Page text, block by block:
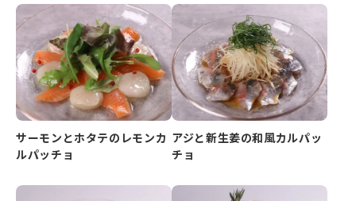
サーモンとホタテのレモンカ
ルパッチョ
アジと新生姜の和風カルパッ
チョ